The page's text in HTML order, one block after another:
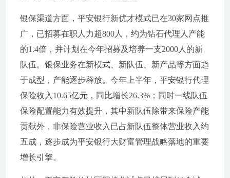
银保渠道方面，平安银行新优才模式已在30家网点推
广，已招募在职人力超800人，约为钻石代理人产能
的1.4倍，并计划在今年招募及培养一支2000人的新
队伍。银保业务在新模式、新队伍、新产品等方面趋
于成型，产能逐步释放。今年上半年，平安银行代理
保险收入10.65亿元，同比增长26.3%；同时一线队伍
保险配置能力有效提升，其中新队伍除带来保险产能
贡献外，非保险营业收入已占新队伍整体营业收入约
五成，逐步成为平安银行大财富管理战略落地的重要
增长引擎。